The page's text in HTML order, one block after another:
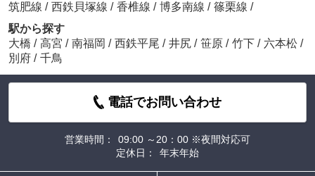
筑肥線 / 西鉄貝塚線 / 香椎線 / 博多南線 / 篠栗線 /
駅から探す
大橋 / 高宮 / 南福岡 / 西鉄平尾 / 井尻 / 笹原 / 竹下 / 六本松 /
別府 / 千鳥
電話でお問い合わせ
営業時間：
09:00 ～20：00 ※夜間対応可
定休日：
年末年始